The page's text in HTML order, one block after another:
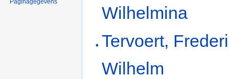
Wilhelmina
Tervoert,
Wilhelm
Paginagegevens